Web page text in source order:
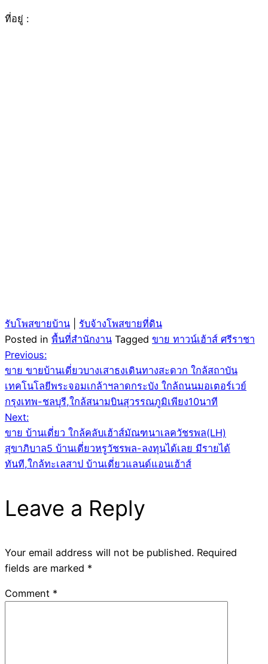
ที่อยู่ :
รับโพสขายบ้าน
รับจ้างโพสขายที่ดิน
Posted in พื้นที่สำนักงาน Tagged ขาย ทาวน์เฮ้าส์ ศรีราชา
Post
navigation
Previous:
ขาย ขายบ้านเดี่ยวบางเสาธงเดินทางสะดวก ใกล้สถาบัน
เทคโนโลยีพระจอมเกล้าฯลาดกระบัง ใกล้ถนนมอเตอร์เวย์
กรุงเทพ-ชลบุรี,ใกล้สนามบินสุวรรณภูมิเพียง10นาที
Next:
ขาย บ้านเดี่ยว ใกล้คลับเฮ้าส์มัณฑนาเลควัชรพล(LH)
สุขาภิบาล5 บ้านเดี่ยวหรูวัชรพล-ลงทุนได้เลย มีรายได้
ทันที,ใกล้ทะเลสาป บ้านเดี่ยวแลนด์แอนเฮ้าส์
Leave a Reply
Your email address will not be published. Required
fields are marked *
Comment *